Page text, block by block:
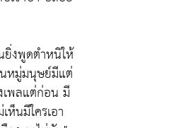
งพูดตำหนิให้
หมู่มนุษย์มีแต่
เพลแต่ก่อน มี
นมีใครเอา